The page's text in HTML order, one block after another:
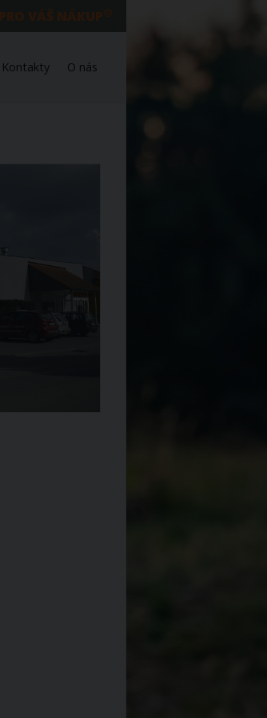
Kontakty O nás